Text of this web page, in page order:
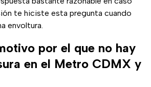
te hiciste esta pregunta cuando
envoltura.
por el que no hay
en el Metro CDMX y